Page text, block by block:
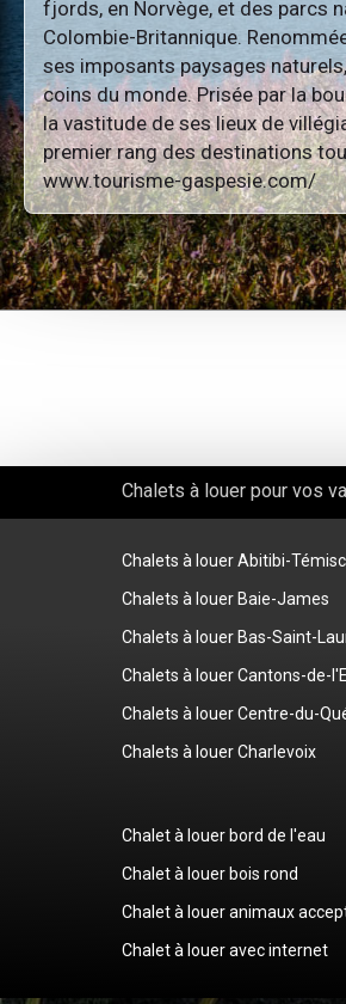
fjords, en Norvège, et des parcs
Colombie-Britannique.
ses imposants paysages
coins du monde. Prisée par la
la vastitude de ses lieux de
premier rang des destinations
www.tourisme-gaspesie.com/
Chalets à louer pour vos
Chalets à louer Abitibi-
Chalets à louer Baie-James
Chalets à louer Bas-Saint-
Chalets à louer Cantons-de-
Chalets à louer Centre-du-
Chalets à louer Charlevoix
Chalet à louer bord de l'eau
Chalet à louer bois rond
Chalet à louer animaux
Chalet à louer avec internet